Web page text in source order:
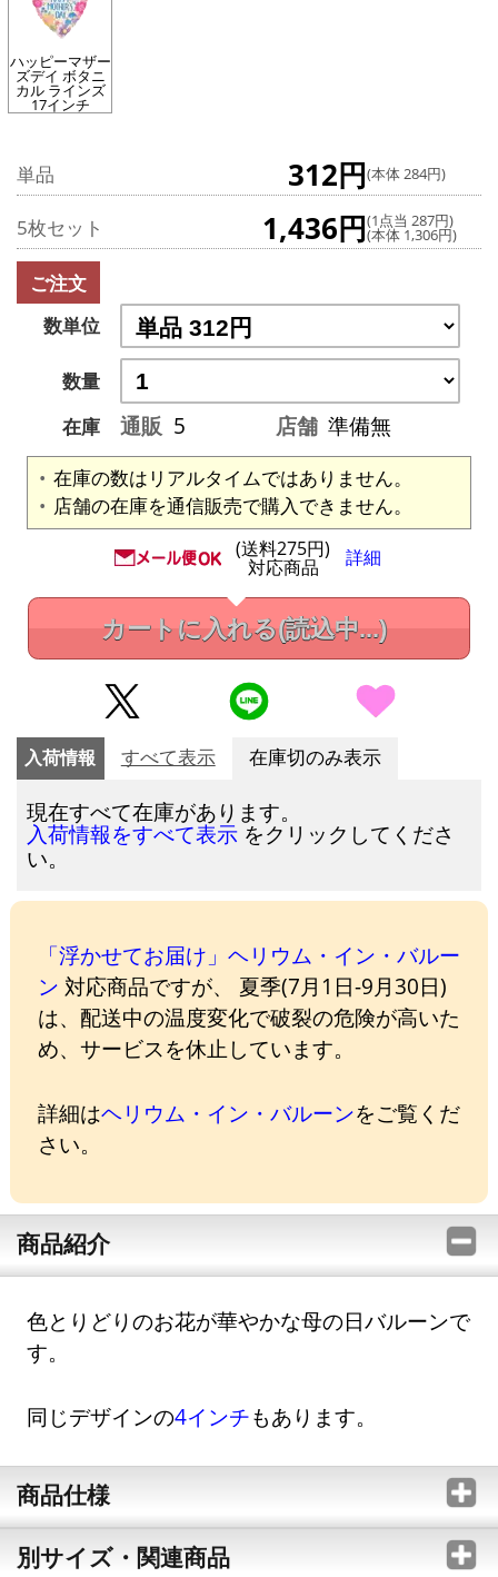
ハッピーマザー
ズデイ ボタニ
カル ラインズ
17インチ
単品 312円(本体 284円)
5枚セット 1,436円(1点当 287円)
(本体 1,306円)
ご注文
数単位
数量
在庫
通販 5 店舗 準備無
在庫の数はリアルタイムではありません。
店舗の在庫を通信販売で購入できません。
(送料275円)
対応商品 詳細
カートに入れる(読込中...)
入荷情報 すべて表示 在庫切のみ表示
現在すべて在庫があります。
入荷情報をすべて表示 をクリックしてくださ
い。
「浮かせてお届け」ヘリウム・イン・バルー
ン 対応商品ですが、 夏季(7月1日-9月30日)
は、配送中の温度変化で破裂の危険が高いた
め、サービスを休止しています。
詳細はヘリウム・イン・バルーンをご覧くだ
さい。
商品紹介
色とりどりのお花が華やかな母の日バルーンで
す。
同じデザインの4インチもあります。
商品仕様
別サイズ・関連商品